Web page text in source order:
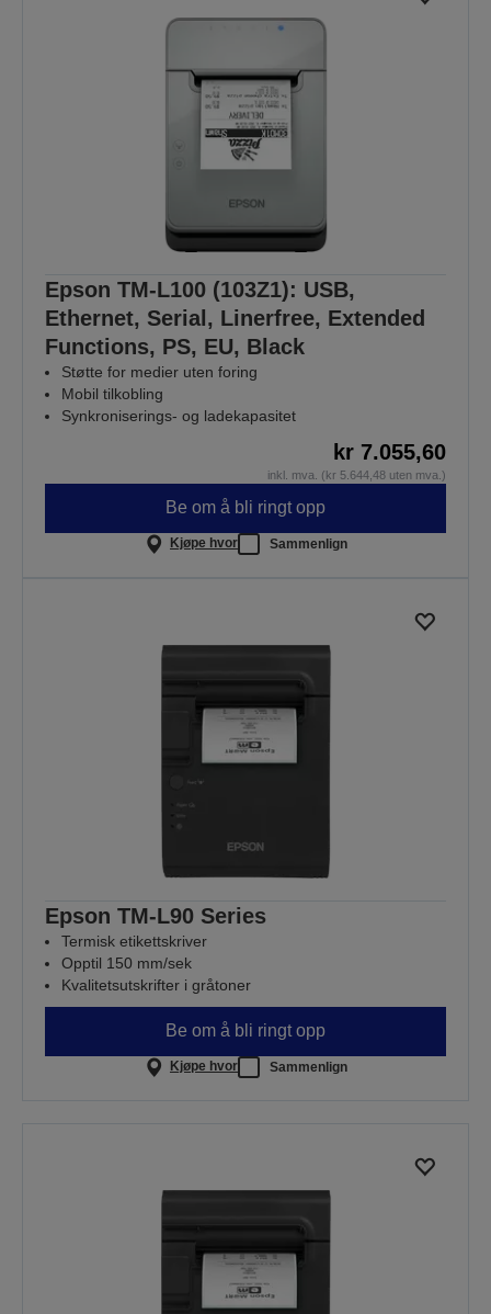
Epson TM-L100 (103Z1): USB,
Ethernet, Serial, Linerfree, Extended
Functions, PS, EU, Black
Støtte for medier uten foring
Mobil tilkobling
Synkroniserings- og ladekapasitet
kr 7.055,60
inkl. mva. (kr 5.644,48 uten mva.)
Be om å bli ringt opp
Kjøpe hvor Sammenlign
Epson TM-L90 Series
Termisk etikettskriver
Opptil 150 mm/sek
Kvalitetsutskrifter i gråtoner
Be om å bli ringt opp
Kjøpe hvor Sammenlign